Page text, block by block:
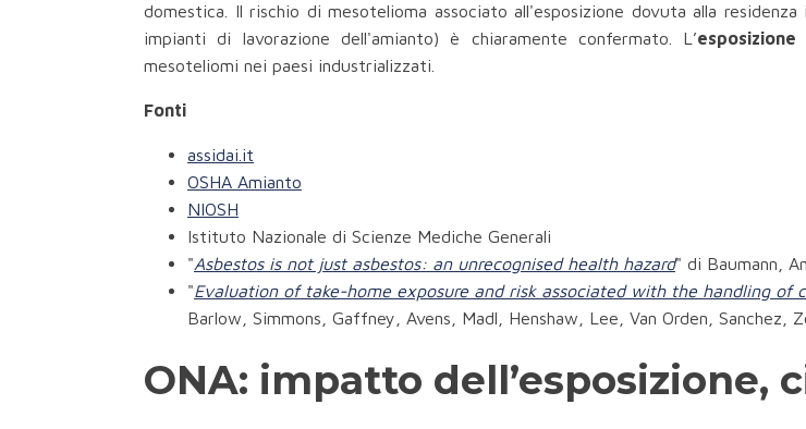
domestica. Il rischio di mesotelioma associato all'esposizione dovuta alla
impianti di lavorazione dell'amianto) è chiaramente confermato. L’
mesoteliomi nei paesi industrializzati.
Fonti
assidai.it
OSHA Amianto
NIOSH
Istituto Nazionale di Scienze Mediche Generali
"Asbestos is not just asbestos: an unrecognised health hazard" di Baumann,
"Evaluation of take-home exposure and risk associated with the handling
Barlow, Simmons, Gaffney, Avens, Madl, Henshaw, Lee, Van Orden, Sanchez,
ONA: impatto dell’esposizione,